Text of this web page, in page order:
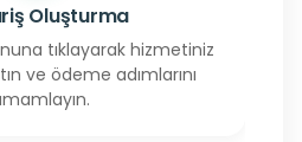
Oluşturma
tıklayarak hizmetiniz
ve ödeme adımlarını